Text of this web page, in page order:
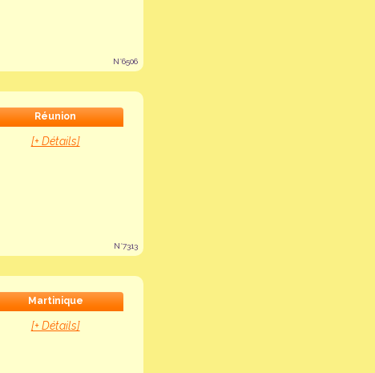
N°6506
Réunion
[+ Détails]
N°7313
Martinique
[+ Détails]